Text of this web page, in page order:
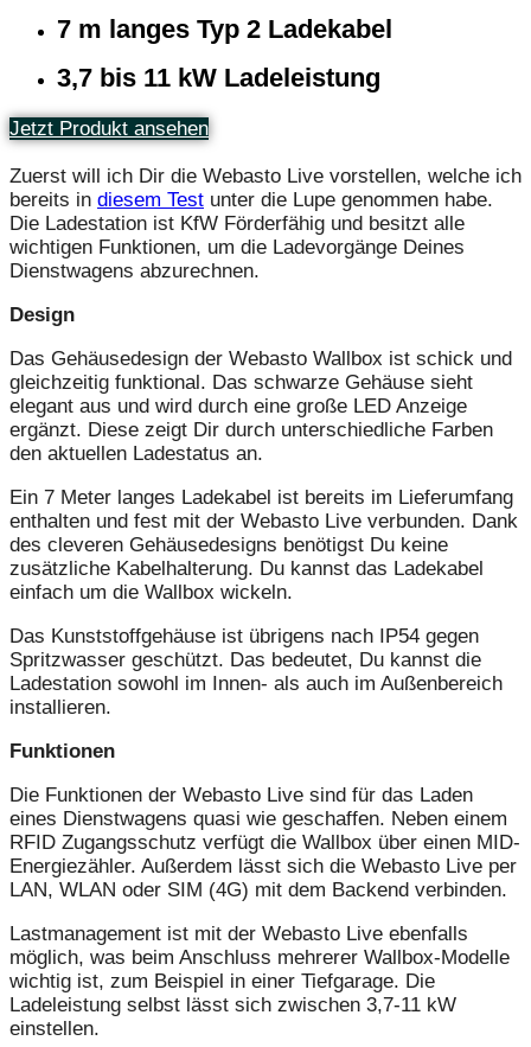
7 m langes Typ 2 Ladekabel
3,7 bis 11 kW Ladeleistung
Jetzt Produkt ansehen
Zuerst will ich Dir die Webasto Live vorstellen, welche ich
bereits in diesem Test unter die Lupe genommen habe.
Die Ladestation ist KfW Förderfähig und besitzt alle
wichtigen Funktionen, um die Ladevorgänge Deines
Dienstwagens abzurechnen.
Design
Das Gehäusedesign der Webasto Wallbox ist schick und
gleichzeitig funktional. Das schwarze Gehäuse sieht
elegant aus und wird durch eine große LED Anzeige
ergänzt. Diese zeigt Dir durch unterschiedliche Farben
den aktuellen Ladestatus an.
Ein 7 Meter langes Ladekabel ist bereits im Lieferumfang
enthalten und fest mit der Webasto Live verbunden. Dank
des cleveren Gehäusedesigns benötigst Du keine
zusätzliche Kabelhalterung. Du kannst das Ladekabel
einfach um die Wallbox wickeln.
Das Kunststoffgehäuse ist übrigens nach IP54 gegen
Spritzwasser geschützt. Das bedeutet, Du kannst die
Ladestation sowohl im Innen- als auch im Außenbereich
installieren.
Funktionen
Die Funktionen der Webasto Live sind für das Laden
eines Dienstwagens quasi wie geschaffen. Neben einem
RFID Zugangsschutz verfügt die Wallbox über einen MID-
Energiezähler. Außerdem lässt sich die Webasto Live per
LAN, WLAN oder SIM (4G) mit dem Backend verbinden.
Lastmanagement ist mit der Webasto Live ebenfalls
möglich, was beim Anschluss mehrerer Wallbox-Modelle
wichtig ist, zum Beispiel in einer Tiefgarage. Die
Ladeleistung selbst lässt sich zwischen 3,7-11 kW
einstellen.